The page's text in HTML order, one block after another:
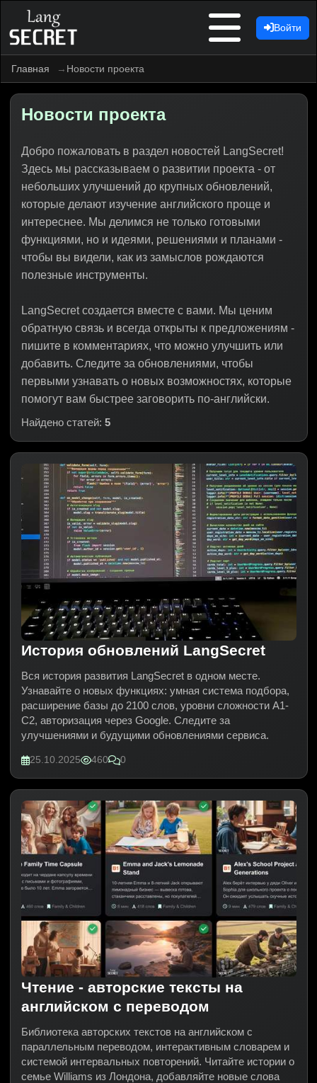
Войти
Главная Новости проекта
Новости проекта
Добро пожаловать в раздел новостей LangSecret!
Здесь мы рассказываем о развитии проекта - от
небольших улучшений до крупных обновлений,
которые делают изучение английского проще и
интереснее. Мы делимся не только готовыми
функциями, но и идеями, решениями и планами -
чтобы вы видели, как из замыслов рождаются
полезные инструменты.
LangSecret создается вместе с вами. Мы ценим
обратную связь и всегда открыты к предложениям -
пишите в комментариях, что можно улучшить или
добавить. Следите за обновлениями, чтобы
первыми узнавать о новых возможностях, которые
Найдено статей: 5
История обновлений LangSecret
Вся история развития LangSecret в одном месте.
Узнавайте о новых функциях: умная система подбора,
расширение базы до 2100 слов, уровни сложности A1-
C2, авторизация через Google. Следите за
улучшениями и будущими обновлениями сервиса.
25.10.2025 460 0
Чтение - авторские тексты на
английском с переводом
Библиотека авторских текстов на английском с
параллельным переводом, интерактивным словарем и
системой интервальных повторений. Читайте истории о
семье Williams из Лондона, добавляйте новые слова